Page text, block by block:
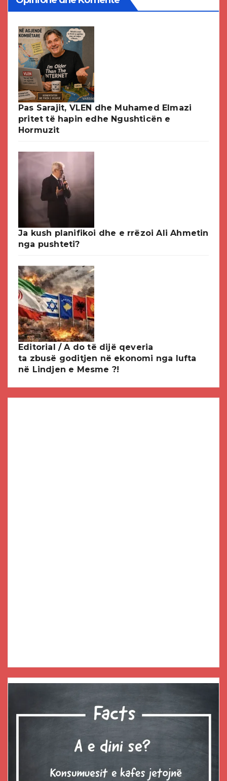
Pas Sarajit, VLEN dhe Muhamed Elmazi
pritet të hapin edhe Ngushticën e
Hormuzit
Ja kush planifikoi dhe e rrëzoi Ali Ahmetin
nga pushteti?
Editorial / A do të dijë qeveria
ta zbusë goditjen në ekonomi nga lufta
në Lindjen e Mesme ?!